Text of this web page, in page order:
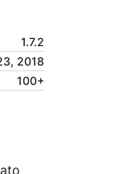
1.7.2
2018
100+